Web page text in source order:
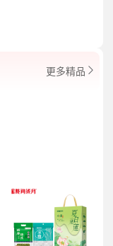
更多精品 